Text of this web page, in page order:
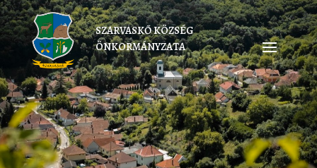
SZARVASKŐ KÖZSÉG
ÖNKORMÁNYZATA